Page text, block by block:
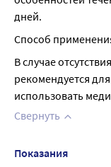
дней.
Способ
В случае
рекомендуется
использовать
Свернуть
Показания